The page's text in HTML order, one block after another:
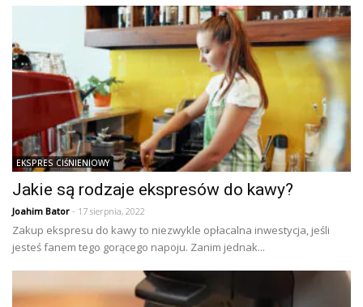
EKSPRES CIŚNIENIOWY
Jakie są rodzaje ekspresów do kawy?
Joahim Bator - 17 sierpnia, 2022
Zakup ekspresu do kawy to niezwykle opłacalna inwestycja, jeśli
jesteś fanem tego gorącego napoju. Zanim jednak...